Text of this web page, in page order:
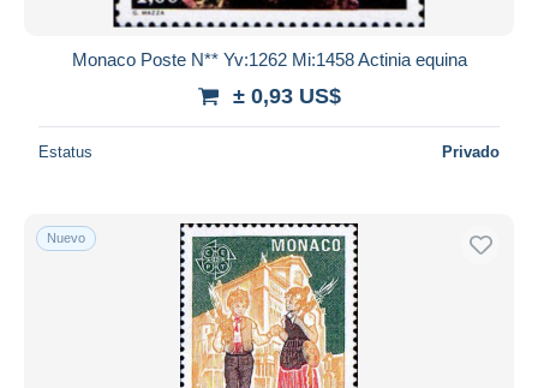
Monaco Poste N** Yv:1262 Mi:1458 Actinia equina
± 0,93 US$
Estatus Privado
Nuevo